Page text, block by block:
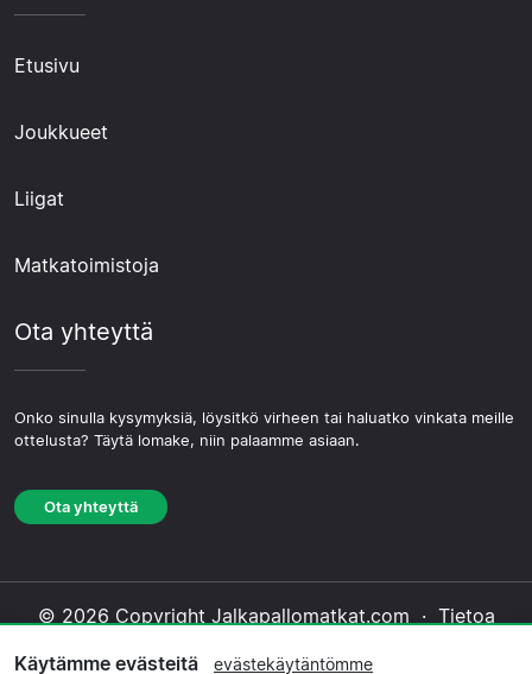
Etusivu
Joukkueet
Liigat
Matkatoimistoja
Ota yhteyttä
Onko sinulla kysymyksiä, löysitkö virheen tai haluatko vinkata meille
ottelusta? Täytä lomake, niin palaamme asiaan.
Ota yhteyttä
© 2026 Copyright Jalkapallomatkat.com · Tietoa
Käytämme evästeitä evästekäytäntömme